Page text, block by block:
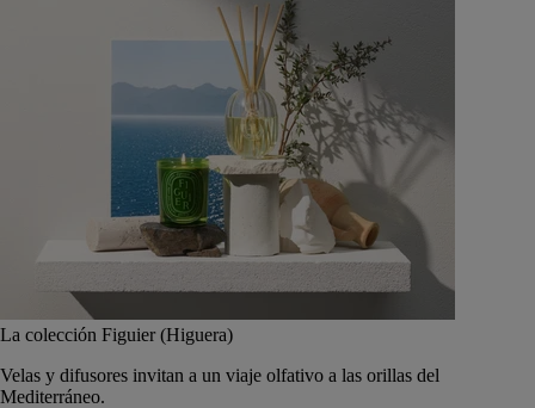
La colección Figuier (Higuera)
Velas y difusores invitan a un viaje olfativo a las orillas del
Mediterráneo.